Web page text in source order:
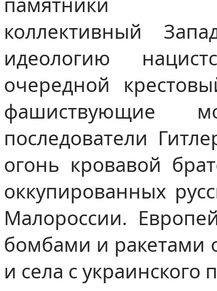
коллективный
идеологию
очередной
фашиствующие
последователи
огонь кровавой
оккупированных
Малороссии.
бомбами и ракетами
и села с украинского